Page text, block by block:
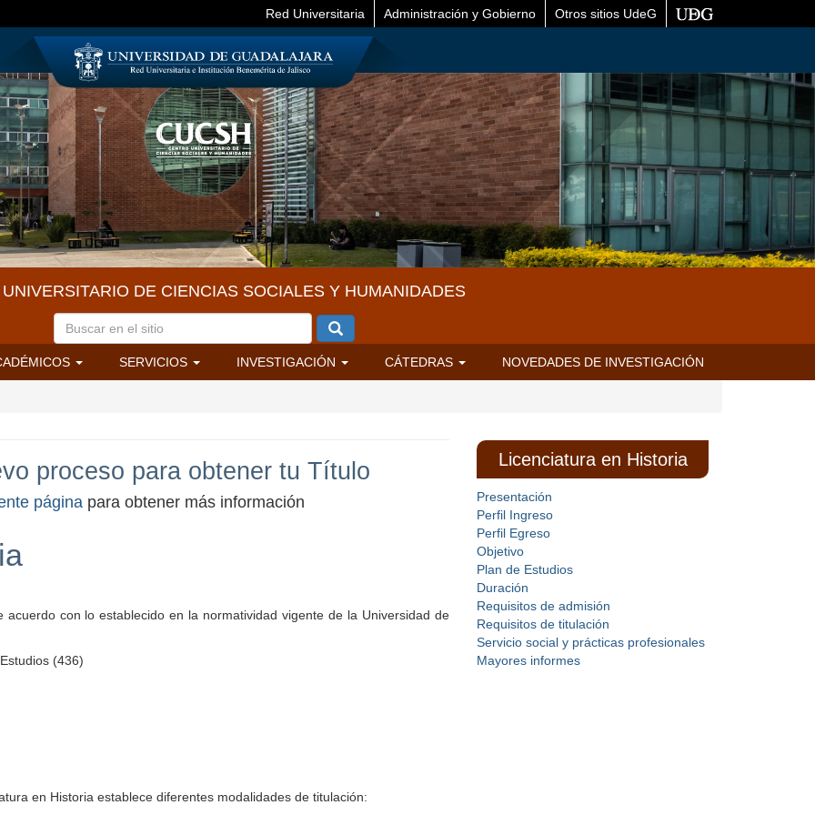
Red Universitaria Administración y Gobierno Otros sitios UdeG
DE CIENCIAS SOCIALES Y HUMANIDADES
SERVICIOS INVESTIGACIÓN CÁTEDRAS NOVEDADES DE INVESTIGACIÓN
proceso para obtener tu Título
página para obtener más información
con lo establecido en la normatividad vigente de la Universidad de
(436)
en Historia establece diferentes modalidades de titulación:
Licenciatura en Historia
Presentación
Perfil Ingreso
Perfil Egreso
Objetivo
Plan de Estudios
Duración
Requisitos de admisión
Requisitos de titulación
Servicio social y prácticas profesionales
Mayores informes